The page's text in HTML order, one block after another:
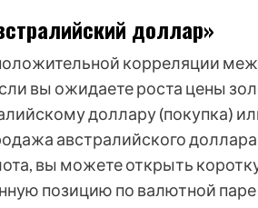
доллар»
корреляции
вы ожидаете роста цены
доллару (покупка)
австралийского
вы можете открыть
позицию по валютной паре